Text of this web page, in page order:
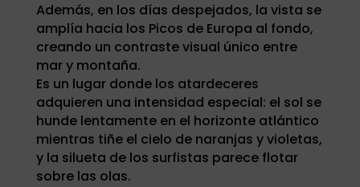
Además, en los días despejados, la vista se
amplía hacia los Picos de Europa al fondo,
creando un contraste visual único entre
mar y montaña.
Es un lugar donde los atardeceres
adquieren una intensidad especial: el sol se
hunde lentamente en el horizonte atlántico
mientras tiñe el cielo de naranjas y violetas,
y la silueta de los surfistas parece flotar
sobre las olas.